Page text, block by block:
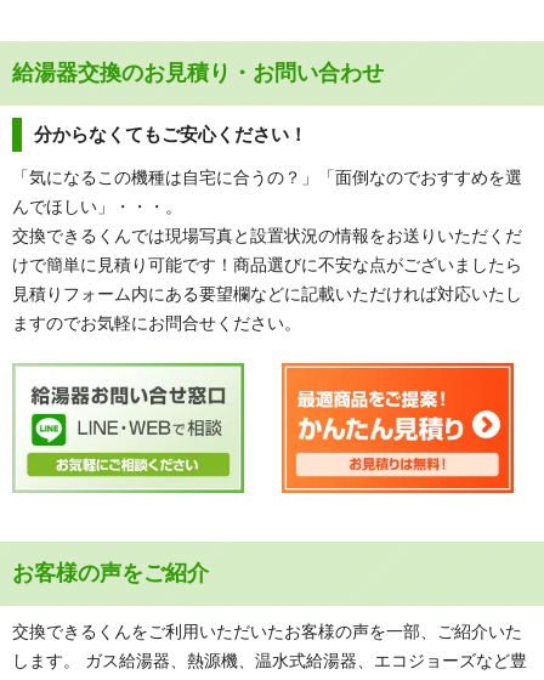
給湯器交換のお見積り・お問い合わせ
分からなくてもご安心ください！
「気になるこの機種は自宅に合うの？」「面倒なのでおすすめを選
んでほしい」・・・。
交換できるくんでは現場写真と設置状況の情報をお送りいただくだ
けで簡単に見積り可能です！商品選びに不安な点がございましたら
見積りフォーム内にある要望欄などに記載いただければ対応いたし
ますのでお気軽にお問合せください。
お客様の声をご紹介
交換できるくんをご利用いただいたお客様の声を一部、ご紹介いた
します。 ガス給湯器、熱源機、温水式給湯器、エコジョーズなど豊